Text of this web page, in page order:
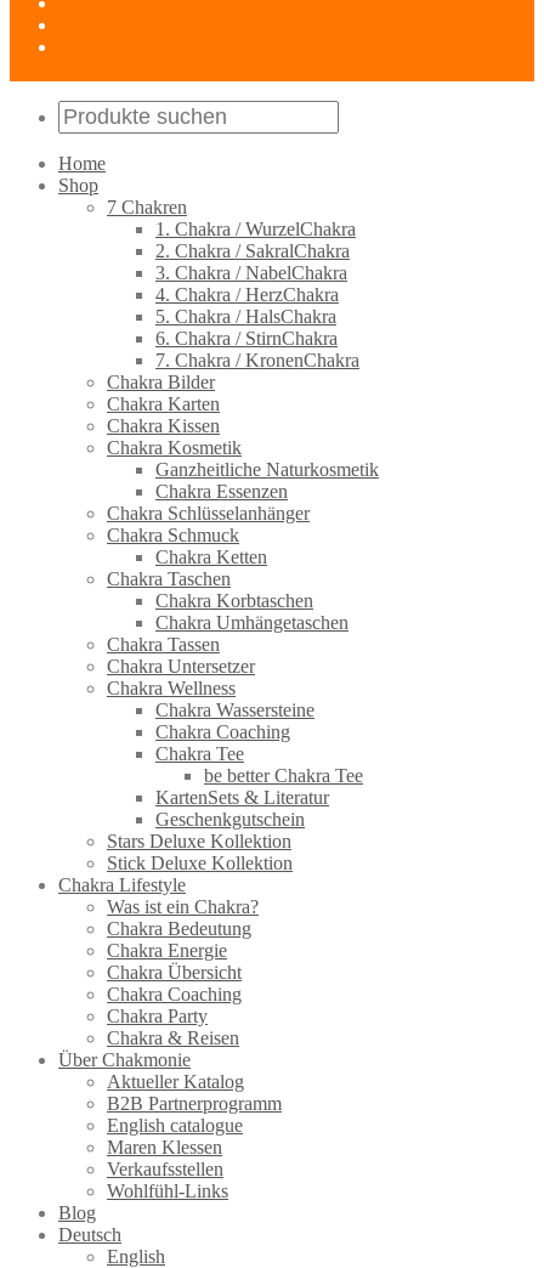
Home
Shop
7 Chakren
1. Chakra / WurzelChakra
2. Chakra / SakralChakra
3. Chakra / NabelChakra
4. Chakra / HerzChakra
5. Chakra / HalsChakra
6. Chakra / StirnChakra
7. Chakra / KronenChakra
Chakra Bilder
Chakra Karten
Chakra Kissen
Chakra Kosmetik
Ganzheitliche Naturkosmetik
Chakra Essenzen
Chakra Schlüsselanhänger
Chakra Schmuck
Chakra Ketten
Chakra Taschen
Chakra Korbtaschen
Chakra Umhängetaschen
Chakra Tassen
Chakra Untersetzer
Chakra Wellness
Chakra Wassersteine
Chakra Coaching
Chakra Tee
be better Chakra Tee
KartenSets & Literatur
Geschenkgutschein
Stars Deluxe Kollektion
Stick Deluxe Kollektion
Chakra Lifestyle
Was ist ein Chakra?
Chakra Bedeutung
Chakra Energie
Chakra Übersicht
Chakra Coaching
Chakra Party
Chakra & Reisen
Über Chakmonie
Aktueller Katalog
B2B Partnerprogramm
English catalogue
Maren Klessen
Verkaufsstellen
Wohlfühl-Links
Blog
Deutsch
English